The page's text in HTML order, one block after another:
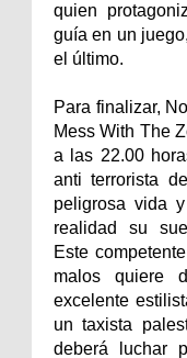
quien
guía en un
el último.
Para finalizar,
Mess With The
a las 22.00
anti terrorista
peligrosa vida
realidad su
Este
malos quiere
excelente
un taxista
deberá luchar